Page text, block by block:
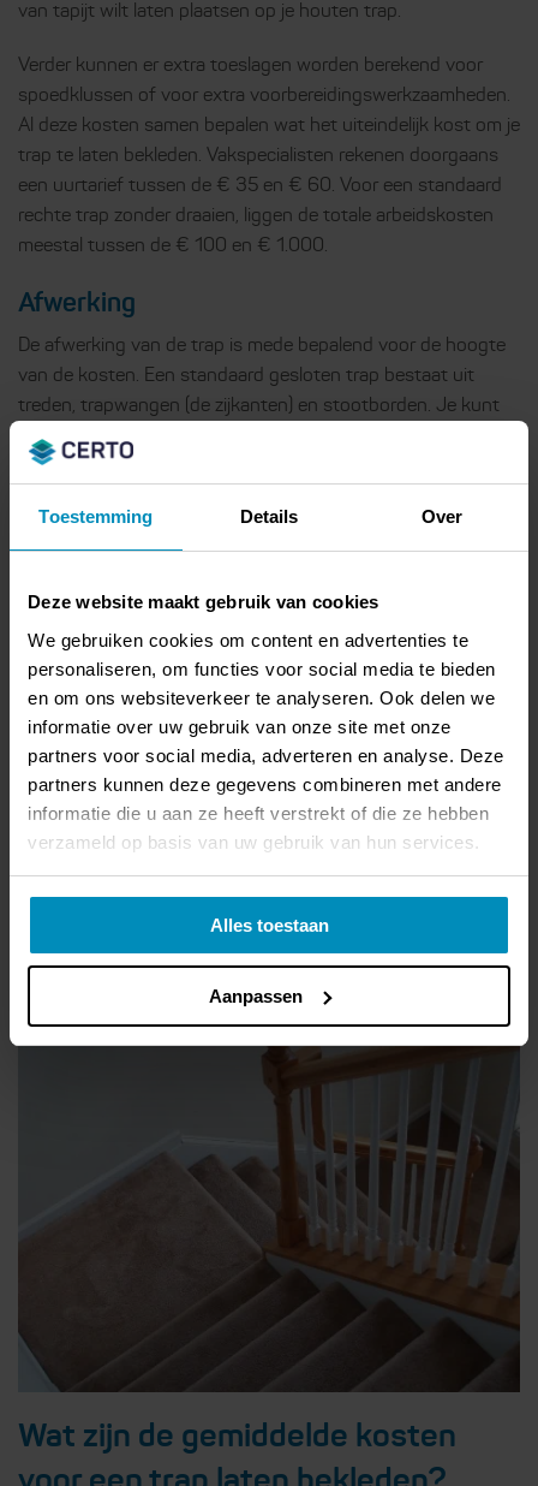
Toestemming Details Over
Deze website maakt gebruik van cookies
We gebruiken cookies om content en advertenties te
personaliseren, om functies voor social media te bieden
en om ons websiteverkeer te analyseren. Ook delen we
informatie over uw gebruik van onze site met onze
partners voor social media, adverteren en analyse. Deze
partners kunnen deze gegevens combineren met andere
informatie die u aan ze heeft verstrekt of die ze hebben
verzameld op basis van uw gebruik van hun services.
Alles toestaan
Aanpassen
van tapijt wilt laten plaatsen op je houten trap.
Verder kunnen er extra toeslagen worden berekend voor
spoedklussen of voor extra voorbereidingswerkzaamheden.
Al deze kosten samen bepalen wat het uiteindelijk kost om je
trap te laten bekleden. Vakspecialisten rekenen doorgaans
een uurtarief tussen de € 35 en € 60. Voor een standaard
rechte trap zonder draaien, liggen de totale arbeidskosten
meestal tussen de € 100 en € 1.000.
Afwerking
De afwerking van de trap is mede bepalend voor de hoogte
van de kosten. Een standaard gesloten trap bestaat uit
treden, trapwangen (de zijkanten) en stootborden. Je kunt
ervoor kiezen om deze te laten verven of mee te laten
stofferen, zodat de trap er weer netjes uitziet.
Trapwangen worden vaak gratis mee gestoffeerd. Voor het
bekleden van stootborden betaal je een meerprijs van
Garantie
De meeste bedrijven zullen garantie geven op de
gerenoveerde trap, maar ga daar nooit zomaar vanuit. Vraag
altijd na of de garantie wordt gegeven. Informeer ook naar
wat er onder de garantie valt. Geldt de garantie alleen voor
fabricagefouten, of ook voor slijtage en montage?
Let ook op de garantietermijn, want deze kan variëren van
op aan Certo toe te schrijven gebreken, die bij normaal
fabrieksgarantie op de gebruikte trapbekleding.
Wat zijn de gemiddelde kosten